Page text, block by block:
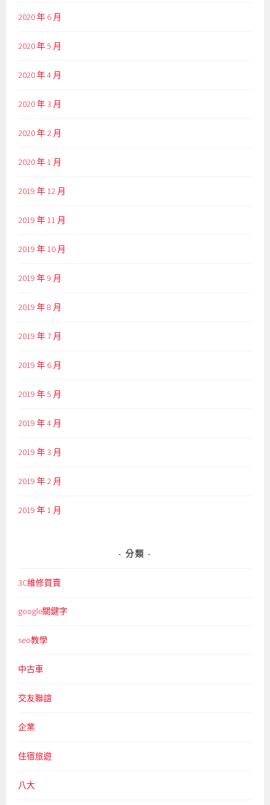
2020 年 6 月
2020 年 5 月
2020 年 4 月
2020 年 3 月
2020 年 2 月
2020 年 1 月
2019 年 12 月
2019 年 11 月
2019 年 10 月
2019 年 9 月
2019 年 8 月
2019 年 7 月
2019 年 6 月
2019 年 5 月
2019 年 4 月
2019 年 3 月
2019 年 2 月
2019 年 1 月
分類
3C維修買賣
google關鍵字
seo教學
中古車
交友聯誼
企業
住宿旅遊
八大